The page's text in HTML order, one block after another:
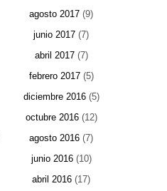
agosto 2017 (9)
junio 2017 (7)
abril 2017(7)
febrero 2017(5)
diciembre 2016(5)
octubre 2016(12)
agosto 2016 (7)
junio 2016(10)
abril 2016 (17)